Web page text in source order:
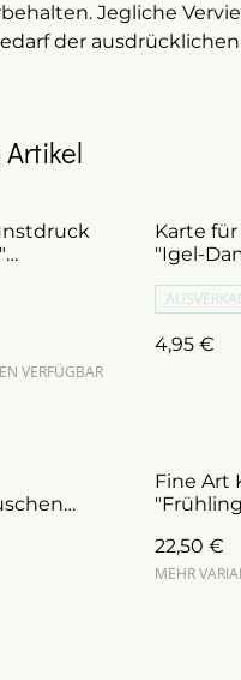
Jegliche
der
VERFÜGBAR
Karte
"Igel-
4,95 €
Fine Art
22,50 €
MEHR